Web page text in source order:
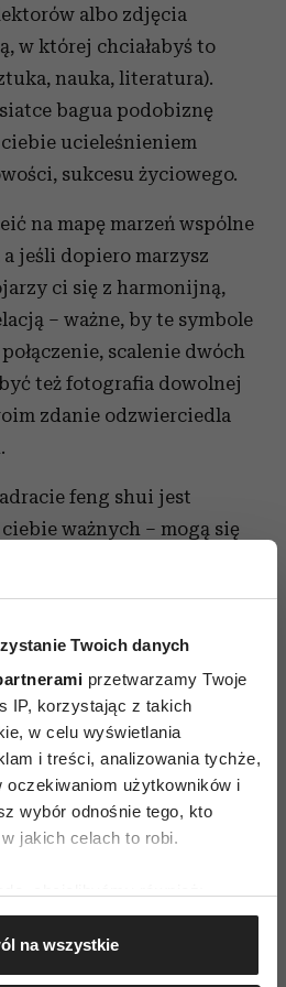
Twoich danych
przetwarzamy Twoje
IP, korzystając z takich
w celu wyświetlania
i treści, analizowania tychże,
oczekiwaniom użytkowników i
wybór odnośnie tego, kto
jakich celach to robi.
dotyczące Twojej lokalizacji
nawet do kilku metrów
urządzenie, aktywnie
na wszystkie
albo zdjęcia
w której chciałabyś to
nauka, literatura).
bagua podobiznę
ucieleśnieniem
sukcesu życiowego.
na mapę marzeń wspólne
jeśli dopiero marzysz
ci się z harmonijną,
– ważne, by te symbole
scalenie dwóch
też fotografia dowolnej
zdanie odzwierciedla
feng shui jest
ważnych – mogą się
uznajesz za swoich
życiowych. Chodzi
twoje życiowe
mieć duchowe
dla ciebie osób, wklej
które przedstawiają
Zatem dosłownie – niech
albo symbol z feng shui –
pasja, kreacja